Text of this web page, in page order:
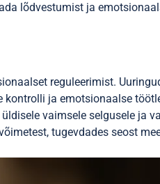
lõdvestumist ja
reguleerimist.
ja emotsionaalse
vaimsele selgusele ja
tugevdades seost